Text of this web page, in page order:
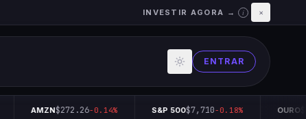
INVESTIR AGORA → i ×
ENTRAR
AMZN$272.26 -0.14% S&P 500$7,710-0.18% OURO